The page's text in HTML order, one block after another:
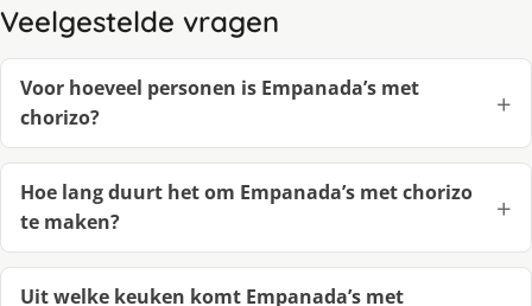
Veelgestelde vragen
Voor hoeveel personen is Empanada’s met
chorizo?
Hoe lang duurt het om Empanada’s met chorizo
te maken?
Uit welke keuken komt Empanada’s met